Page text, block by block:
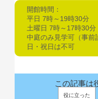
開館時間：
平日 7時～19時30分
土曜日 7時～17時30分
中庭のみ見学可（事前
日・祝日は不可
この記事は
役に立った